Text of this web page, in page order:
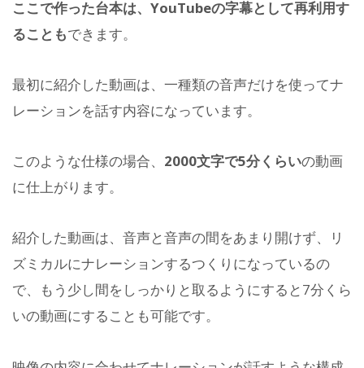
ここで作った台本は、YouTubeの字幕として再利用す
ることもできます。
最初に紹介した動画は、一種類の音声だけを使ってナ
レーションを話す内容になっています。
このような仕様の場合、 2000文字で5分くらいの動画
に仕上がります。
紹介した動画は、音声と音声の間をあまり開けず、リ
ズミカルにナレーションするつくりになっているの
で、もう少し間をしっかりと取るようにすると7分くら
いの動画にすることも可能です。